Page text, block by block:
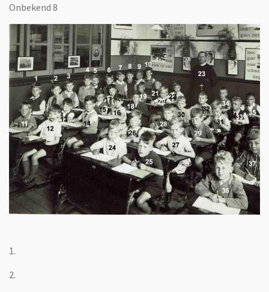
Onbekend 8
1.
2.